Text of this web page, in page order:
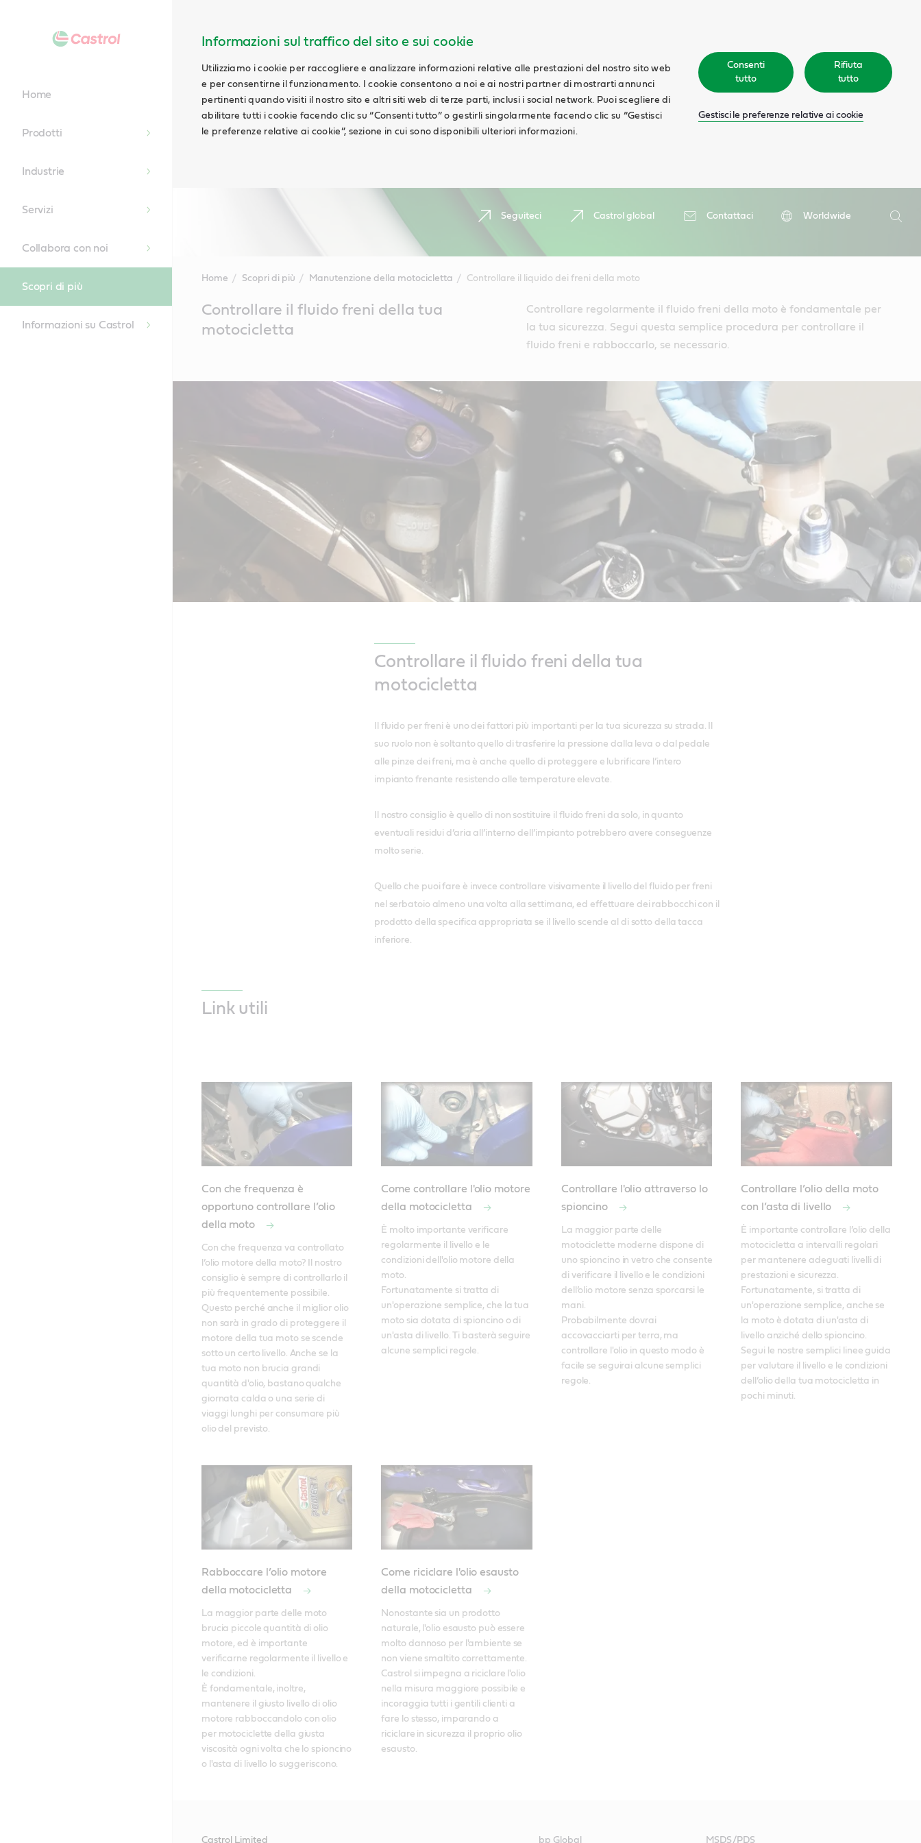
Informazioni sul traffico del sito e sui cookie
Utilizziamo i cookie per raccogliere e analizzare informazioni relative alle prestazioni del nostro sito web
e per consentirne il funzionamento. I cookie consentono a noi e ai nostri partner di mostrarti annunci
pertinenti quando visiti il nostro sito e altri siti web di terze parti, inclusi i social network. Puoi scegliere di
abilitare tutti i cookie facendo clic su “Consenti tutto” o gestirli singolarmente facendo clic su “Gestisci
le preferenze relative ai cookie”, sezione in cui sono disponibili ulteriori informazioni.
Consenti
tutto
Rifiuta
tutto
Gestisci le preferenze relative ai cookie
Seguiteci Castrol global Contattaci
Worldwide
Ricerca
Home
Prodotti
Industrie
Servizi
Collabora con noi
Scopri di più
Informazioni su Castrol
Home Scopri di più Manutenzione della motocicletta Controllare il liquido dei freni della moto
ContentControllare il fluido freni della tua
motocicletta
Controllare regolarmente il fluido freni della moto è fondamentale per
la tua sicurezza. Segui questa semplice procedura per controllare il
fluido freni e rabboccarlo, se necessario.
Controllare il fluido freni della tua
motocicletta
Il fluido per freni è uno dei fattori più importanti per la tua sicurezza su strada. Il
suo ruolo non è soltanto quello di trasferire la pressione dalla leva o dal pedale
alle pinze dei freni, ma è anche quello di proteggere e lubrificare l’intero
impianto frenante resistendo alle temperature elevate.
Il nostro consiglio è quello di non sostituire il fluido freni da solo, in quanto
eventuali residui d’aria all’interno dell’impianto potrebbero avere conseguenze
molto serie.
Quello che puoi fare è invece controllare visivamente il livello del fluido per freni
nel serbatoio almeno una volta alla settimana, ed effettuare dei rabbocchi con il
prodotto della specifica appropriata se il livello scende al di sotto della tacca
inferiore.
Link utili
Con che frequenza è
opportuno controllare l’olio
della moto
Con che frequenza va controllato
l’olio motore della moto? Il nostro
consiglio è sempre di controllarlo il
più frequentemente possibile.
Questo perché anche il miglior olio
non sarà in grado di proteggere il
motore della tua moto se scende
sotto un certo livello. Anche se la
tua moto non brucia grandi
quantità d'olio, bastano qualche
giornata calda o una serie di
viaggi lunghi per consumare più
olio del previsto.
Come controllare l'olio motore
della motocicletta
È molto importante verificare
regolarmente il livello e le
condizioni dell'olio motore della
moto.
Fortunatamente si tratta di
un'operazione semplice, che la tua
moto sia dotata di spioncino o di
un'asta di livello. Ti basterà seguire
alcune semplici regole.
Controllare l'olio attraverso lo
spioncino
La maggior parte delle
motociclette moderne dispone di
uno spioncino in vetro che consente
di verificare il livello e le condizioni
dell’olio motore senza sporcarsi le
mani.
Probabilmente dovrai
accovacciarti per terra, ma
controllare l'olio in questo modo è
facile se seguirai alcune semplici
regole.
Controllare l’olio della moto
con l’asta di livello
È importante controllare l’olio della
motocicletta a intervalli regolari
per mantenere adeguati livelli di
prestazioni e sicurezza.
Fortunatamente, si tratta di
un'operazione semplice, anche se
la moto è dotata di un'asta di
livello anziché dello spioncino.
Segui le nostre semplici linee guida
per valutare il livello e le condizioni
dell’olio della tua motocicletta in
pochi minuti.
Rabboccare l’olio motore
della motocicletta
La maggior parte delle moto
brucia piccole quantità di olio
motore, ed è importante
verificarne regolarmente il livello e
le condizioni.
È fondamentale, inoltre,
mantenere il giusto livello di olio
motore rabboccandolo con olio
per motociclette della giusta
viscosità ogni volta che lo spioncino
o l'asta di livello lo suggeriscono.
Come riciclare l'olio esausto
della motocicletta
Nonostante sia un prodotto
naturale, l'olio esausto può essere
molto dannoso per l'ambiente se
non viene smaltito correttamente.
Castrol si impegna a riciclare l'olio
nella misura maggiore possibile e
incoraggia tutti i gentili clienti a
fare lo stesso, imparando a
riciclare in sicurezza il proprio olio
esausto.
Castrol Limited bp Global MSDS/PDS